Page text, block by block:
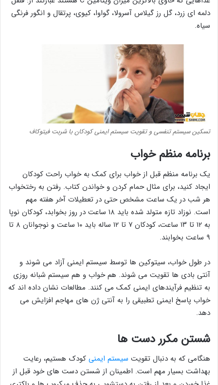
دلمه ای زرد، گل رز گیلاس آسرولا، گواوا، کیوی، پرتقال و انگور فرنگی
سیاه.
تسکین سیستم تنفسی و تقویت سیستم ایمنی کودکان با شربت فیتوکاف
برنامه منظم خواب
یک برنامه منظم قبل از خواب برای کمک به خواب راحت کودکان
ایجاد کنید، برای مثال حمام کردن و خواندن کتاب. رفتن به رختخواب
هر شب در یک ساعت مشخص حتی در تعطیلات آخر هفته مهم
است. نوزاد تازه متولد شده باید ۱۸ ساعت در روز بخوابد، کودکان نوپا
به ۱۲ تا ۱۳ ساعت، کودکان ۷ تا ۱۲ ساله باید ۱۰ ساعت و نوجوانان ۸ تا
۹ ساعت بخوابند.
در طول خواب، سیتوکین ها توسط سیستم ایمنی آزاد می شوند و
آنتی بادی ها تقویت می شوند. هم خواب و هم سیستم شبانه روزی
به تنظیم فرآیندهای ایمنی کمک می کنند. مطالعات نشان داده اند که
خواب پاسخ ایمنی تطبیقی ​​را به آنتی ژن های مهاجم افزایش می
دهد.
شستن مکرر دست ها
هنگامی که به دنبال تقویت سیستم ایمنی کودک هستیم، رعایت
بهداشت بسیار مهم است. اطمینان از شستن دست های خود قبل از